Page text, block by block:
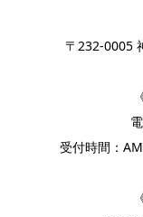
〒232-0005
受付時間：